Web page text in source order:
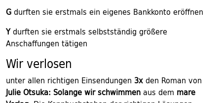
Gdurften sie erstmals ein eigenes Bankkonto eröffnen
Ydurften sie erstmals selbstständig größere
Anschaffungen tätigen
Wir verlosen
unter allen richtigen Einsendungen 3xden Roman von
Julie Otsuka: Solange wir schwimmen aus dem mare